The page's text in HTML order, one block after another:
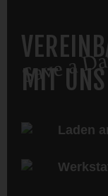
Save a
MIT UNS
Laden